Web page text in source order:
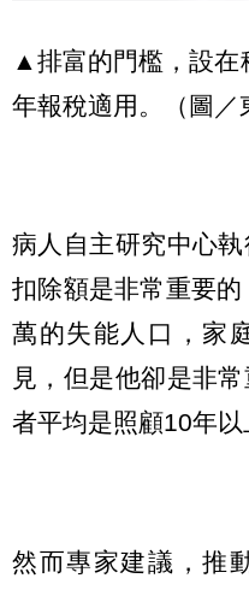
▲排富的門檻，設在
年報稅適用。（圖／
病人自主研究中心
扣除額是非常重要
萬的失能人口，家
見，但是他卻是非
者平均是照顧10年以
然而專家建議，推